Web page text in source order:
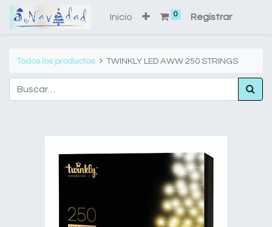
Inicio 0 Registrar
Todos los productos TWINKLY LED AWW 250 STRINGS